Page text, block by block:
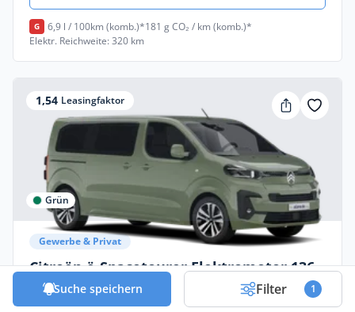
Suche speichern Filter 1
G 6,9 l / 100km (komb.)*181 g CO₂ / km (komb.)*
Elektr. Reichweite: 320 km
1,54 Leasingfaktor
Grün
Gewerbe & Privat
Citroën ë-Spacetourer Elektromotor 136
Ext-Range M Plus Auto